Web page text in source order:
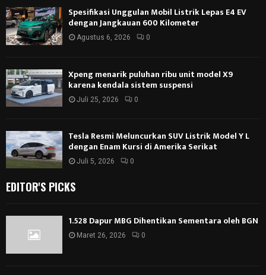
Spesifikasi Unggulan Mobil Listrik Lepas E4 EV
dengan Jangkauan 600 Kilometer
Agustus 6, 2026 0
Xpeng menarik puluhan ribu unit model X9
karena kendala sistem suspensi
Juli 25, 2026 0
Tesla Resmi Meluncurkan SUV Listrik Model Y L
dengan Enam Kursi di Amerika Serikat
Juli 5, 2026 0
EDITOR'S PICKS
1.528 Dapur MBG Dihentikan Sementara oleh BGN
Maret 26, 2026 0